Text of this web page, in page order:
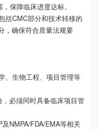
保障临床进度达标。
括CMC部分和技术转移的
，确保符合质量法规要
、生物工程、项目管理等
必须同时具备临床项目管
NMPA/FDA/EMA等相关